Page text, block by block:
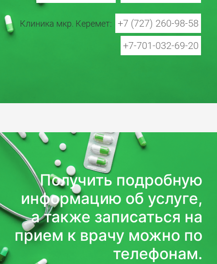
Клиника мкр. Керемет:
+7 (727) 260-98-58
+7-701-032-69-20
Получить подробную
информацию об услуге,
а также записаться на
прием к врачу можно по
телефонам.